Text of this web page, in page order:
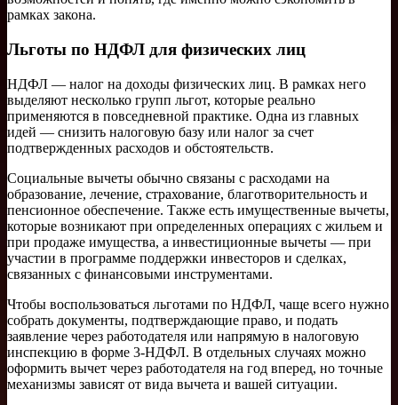
рамках закона.
Льготы по НДФЛ для физических лиц
НДФЛ — налог на доходы физических лиц. В рамках него
выделяют несколько групп льгот, которые реально
применяются в повседневной практике. Одна из главных
идей — снизить налоговую базу или налог за счет
подтвержденных расходов и обстоятельств.
Социальные вычеты обычно связаны с расходами на
образование, лечение, страхование, благотворительность и
пенсионное обеспечение. Также есть имущественные вычеты,
которые возникают при определенных операциях с жильем и
при продаже имущества, а инвестиционные вычеты — при
участии в программе поддержки инвесторов и сделках,
связанных с финансовыми инструментами.
Чтобы воспользоваться льготами по НДФЛ, чаще всего нужно
собрать документы, подтверждающие право, и подать
заявление через работодателя или напрямую в налоговую
инспекцию в форме 3-НДФЛ. В отдельных случаях можно
оформить вычет через работодателя на год вперед, но точные
механизмы зависят от вида вычета и вашей ситуации.